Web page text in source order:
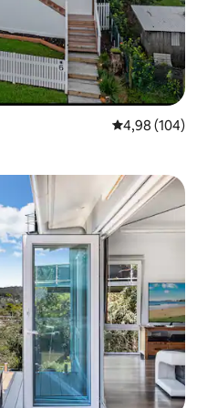
Prosečna
4,98 (104)